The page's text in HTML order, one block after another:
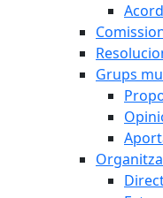
Grups